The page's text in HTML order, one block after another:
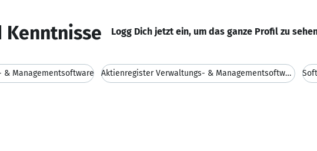
Kenntnisse Logg Dich jetzt ein, um das ganze Profil zu
& Managementsoftware Aktienregister Verwaltungs- & Managementsoftware